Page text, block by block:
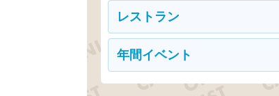
レストラン
年間イベント